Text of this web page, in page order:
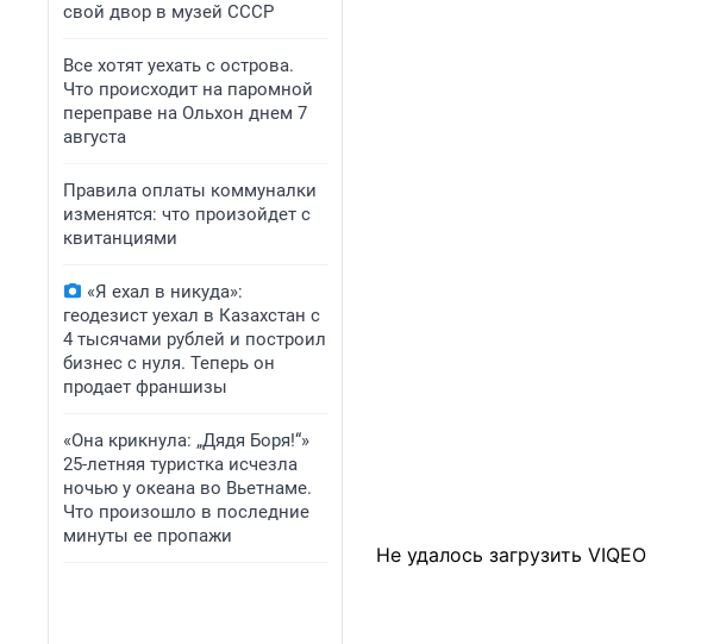
свой двор в музей СССР
Все хотят уехать с острова.
Что происходит на паромной
переправе на Ольхон днем 7
августа
Правила оплаты коммуналки
изменятся: что произойдет с
квитанциями
«Я ехал в никуда»:
геодезист уехал в Казахстан с
4 тысячами рублей и построил
бизнес с нуля. Теперь он
продает франшизы
«Она крикнула: „Дядя Боря!“»
25-летняя туристка исчезла
ночью у океана во Вьетнаме.
Что произошло в последние
минуты ее пропажи
Не удалось загрузить VIQEO